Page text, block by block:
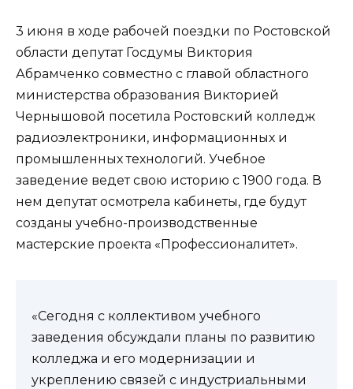
3 июня в ходе рабочей поездки по Ростовской
области депутат Госдумы Виктория
Абрамченко совместно с главой областного
министерства образования Викторией
Чернышовой посетила Ростовский колледж
радиоэлектроники, информационных и
промышленных технологий. Учебное
заведение ведет свою историю с 1900 года. В
нем депутат осмотрела кабинеты, где будут
созданы учебно-производственные
мастерские проекта «Профессионалитет».
«Сегодня с коллективом учебного
заведения обсуждали планы по развитию
колледжа и его модернизации и
укреплению связей с индустриальными